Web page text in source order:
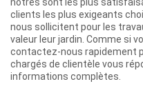
clients les plus exigeants
nous sollicitent pour les
valeur leur jardin. Comme si
contactez-nous rapidement
chargés de clientèle vous
informations complètes.